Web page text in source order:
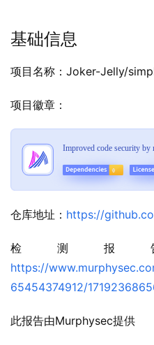
基础信息
项目名称：Joker-Jelly/
项目徽章：
仓库地址： https://
检测报
https://
65454374912/
此报告由Murphysec提供